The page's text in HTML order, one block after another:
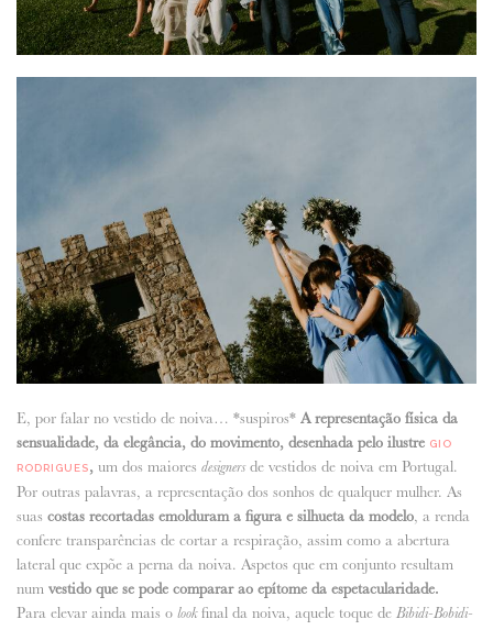
E, por falar no vestido de noiva… *suspiros* A representação física da
sensualidade, da elegância, do movimento, desenhada pelo ilustre GIO
RODRIGUES, um dos maiores designers de vestidos de noiva em Portugal.
Por outras palavras, a representação dos sonhos de qualquer mulher. As
suas costas recortadas emolduram a figura e silhueta da modelo, a renda
confere transparências de cortar a respiração, assim como a abertura
lateral que expõe a perna da noiva. Aspetos que em conjunto resultam
num vestido que se pode comparar ao epítome da espetacularidade.
Para elevar ainda mais o look final da noiva, aquele toque de Bibidi-Bobidi-